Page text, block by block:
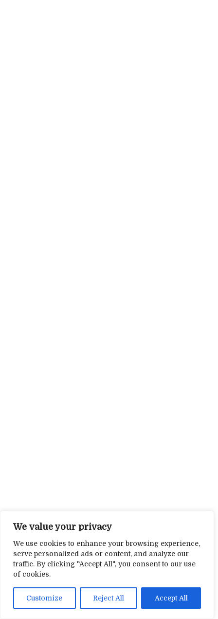
We value your privacy
We use cookies to enhance your browsing experience,
serve personalized ads or content, and analyze our
traffic. By clicking "Accept All", you consent to our use
of cookies.
Customize Reject All Accept All